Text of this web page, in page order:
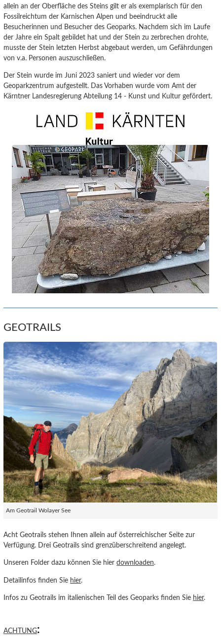
allein an der Oberfläche des Steins gilt er als exemplarisch für den
Fossilreichtum der Karnischen Alpen und beeindruckt alle
Besucherinnen und Besucher des Geoparks. Nachdem sich im Laufe
der Jahre ein Spalt gebildet hat und der Stein zu zerbrechen drohte,
musste der Stein letzten Herbst abgebaut werden, um Gefährdungen
von v.a. Personen auszuschließen.
Der Stein wurde im Juni 2023 saniert und wieder vor dem
Geoparkzentrum aufgestellt. Das Vorhaben wurde vom Amt der
Kärntner Landesregierung Abteilung 14 - Kunst und Kultur gefördert.
GEOTRAILS
Am Geotrail Wolayer See
Acht Geotrails stehen Ihnen allein auf österreichischer Seite zur
Verfügung. Drei Geotrails sind grenzüberschreitend angelegt.
Unseren Folder dazu können Sie hierdownloaden.
Detailinfos finden Sie hier.
Infos zu Geotrails im italienischen Teil des Geoparks finden Sie hier.
ACHTUNG: